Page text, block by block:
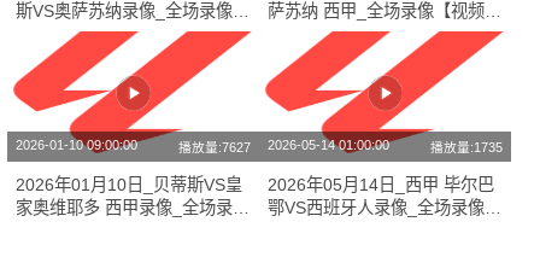
斯VS奥萨苏纳录像_全场录像
【全场回放】
萨苏纳 西甲_全场录像【视频集
2026-01-10 09:00:00 播放量:7627
2026年01月10日_贝蒂斯VS皇
家奥维耶多 西甲录像_全场录像
2026-05-14 01:00:00 播放量:1735
2026年05月14日_西甲 毕尔巴
鄂VS西班牙人录像_全场录像